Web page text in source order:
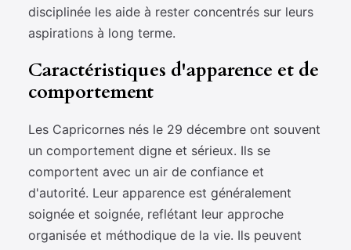
disciplinée les aide à rester concentrés sur leurs
aspirations à long terme.
Caractéristiques d'apparence et de
comportement
Les Capricornes nés le 29 décembre ont souvent
un comportement digne et sérieux. Ils se
comportent avec un air de confiance et
d'autorité. Leur apparence est généralement
soignée et soignée, reflétant leur approche
organisée et méthodique de la vie. Ils peuvent